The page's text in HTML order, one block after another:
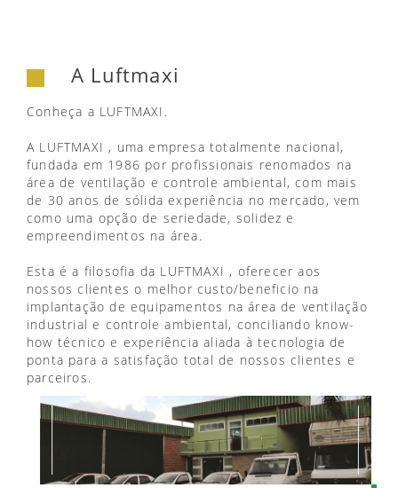
A Luftmaxi
Conheça a LUFTMAXI.
A LUFTMAXI , uma empresa totalmente nacional,
fundada em 1986 por profissionais renomados na
área de ventilação e controle ambiental, com mais
de 30 anos de sólida experiência no mercado, vem
como uma opção de seriedade, solidez e
empreendimentos na área.
Esta é a filosofia da LUFTMAXI , oferecer aos
nossos clientes o melhor custo/beneficio na
implantação de equipamentos na área de ventilação
industrial e controle ambiental, conciliando know-
how técnico e experiência aliada à tecnologia de
ponta para a satisfação total de nossos clientes e
parceiros.